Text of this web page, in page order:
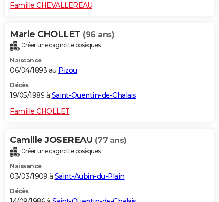
Famille CHEVALLEREAU
Marie CHOLLET (96 ans)
Créer une cagnotte obsèques
Naissance
06/04/1893 au Pizou
Décès
19/05/1989 à Saint-Quentin-de-Chalais
Famille CHOLLET
Camille JOSEREAU (77 ans)
Créer une cagnotte obsèques
Naissance
03/03/1909 à Saint-Aubin-du-Plain
Décès